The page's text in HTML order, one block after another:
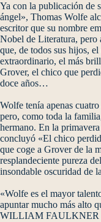
Ya con la publicación de
ángel», Thomas Wolfe
escritor que su nombre
Nobel de Literatura, pero
que, de todos sus hijos,
extraordinario, el más
Grover, el chico que
doce años…
Wolfe tenía apenas
pero, como toda la
hermano. En la
concluyó «El chico
que coge a Grover de la
resplandeciente pureza
insondable oscuridad de
«Wolfe es el mayor
apuntar mucho más alto
WILLIAM FAULKNER